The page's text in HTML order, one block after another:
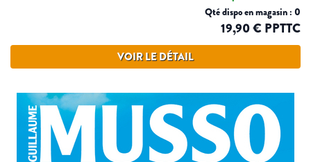
Qté dispo en magasin : 0
19,90 € PPTTC
VOIR LE DÉTAIL